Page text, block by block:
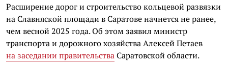
Расширение дорог и строительство кольцевой развязки
на Славняской площади в Саратове начнется не ранее,
чем весной 2025 года. Об этом заявил министр
транспорта и дорожного хозяйства Алексей Петаев
на заседании правительстваСаратовской области.